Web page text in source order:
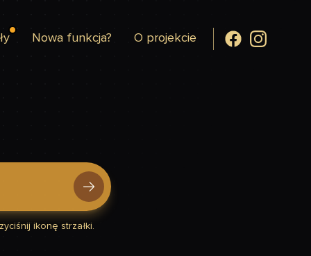
Nowa funkcja? O projekcie
ikonę strzałki.